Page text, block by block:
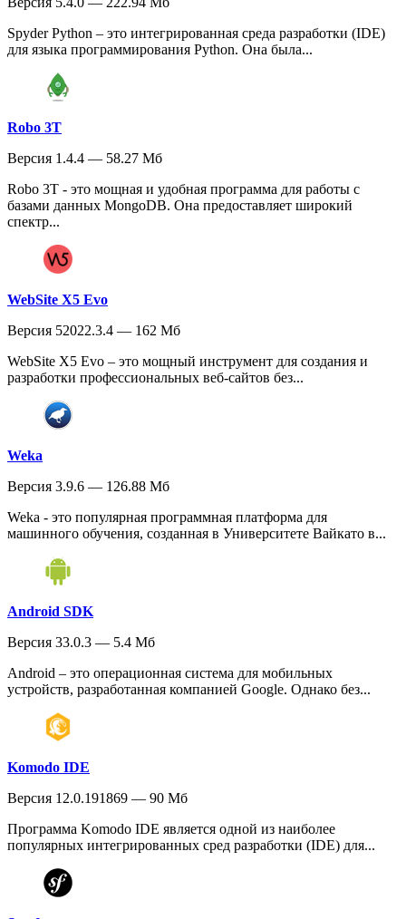
Spyder Python – это интегрированная среда разработки (IDE)
для языка программирования Python. Она была...
Robo 3T
Версия 1.4.4 — 58.27 Мб
Robo 3T - это мощная и удобная программа для работы с
базами данных MongoDB. Она предоставляет широкий
спектр...
WebSite X5 Evo
Версия 52022.3.4 — 162 Мб
WebSite X5 Evo – это мощный инструмент для создания и
разработки профессиональных веб-сайтов без...
Weka
Версия 3.9.6 — 126.88 Мб
Weka - это популярная программная платформа для
машинного обучения, созданная в Университете Вайкато в...
Android SDK
Версия 33.0.3 — 5.4 Мб
Android – это операционная система для мобильных
устройств, разработанная компанией Google. Однако без...
Komodo IDE
Версия 12.0.191869 — 90 Мб
Программа Komodo IDE является одной из наиболее
популярных интегрированных сред разработки (IDE) для...